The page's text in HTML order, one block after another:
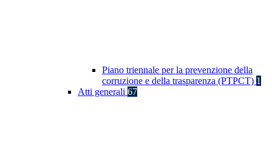
Piano triennale per la prevenzione della
corruzione e della trasparenza (PTPCT) 1
Atti generali 67